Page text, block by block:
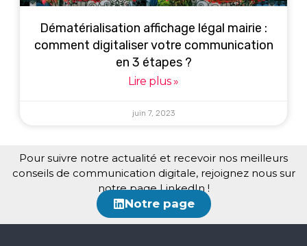
Dématérialisation affichage légal mairie :
comment digitaliser votre communication
en 3 étapes ?
Lire plus »
juin 7, 2023
Pour suivre notre actualité et recevoir nos meilleurs
conseils de communication digitale, rejoignez nous sur
notre page LinkedIn !
Notre page